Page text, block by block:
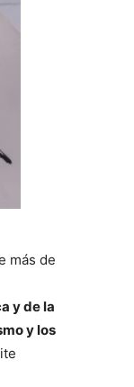
más de
y de la
y los